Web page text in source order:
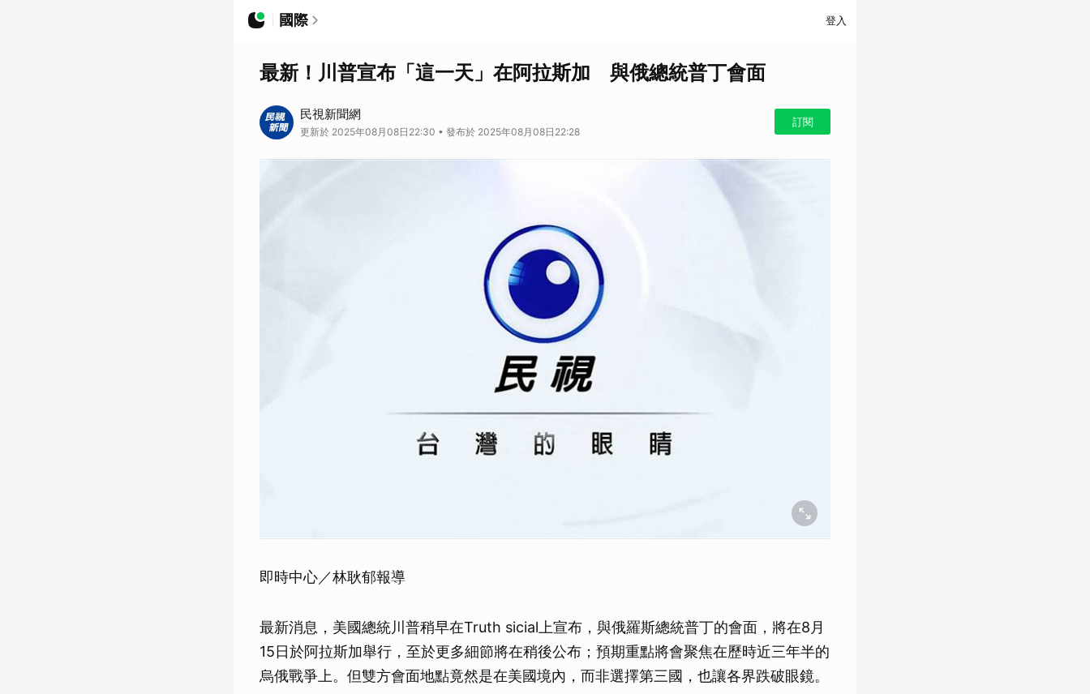
國際 登入
最新！川普宣布「這一天」在阿拉斯加 與俄總統普丁會面
民視新聞網
更新於 2025年08月08日22:30 • 發布於 2025年08月08日22:28
訂閱
即時中心／林耿郁報導
最新消息，美國總統川普稍早在Truth sicial上宣布，與俄羅斯總統普丁的會面，將在8月
15日於阿拉斯加舉行，至於更多細節將在稍後公布；預期重點將會聚焦在歷時近三年半的
烏俄戰爭上。但雙方會面地點竟然是在美國境內，而非選擇第三國，也讓各界跌破眼鏡。